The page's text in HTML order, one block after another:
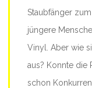
Staubfänger
jüngere
Vinyl. Aber wie
aus? Konnte die
schon